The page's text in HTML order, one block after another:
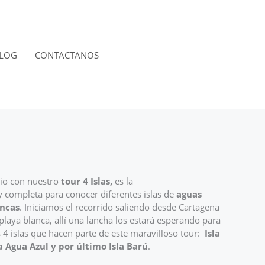
CONTACTANOS
con nuestro tour 4 Islas, es la
completa para conocer diferentes islas de aguas
. Iniciamos el recorrido saliendo desde Cartagena
blanca, allí una lancha los estará esperando para
islas que hacen parte de este maravilloso tour: Isla
Agua Azul y por último Isla Barú.